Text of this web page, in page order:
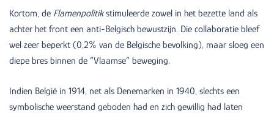
Kortom, de Flamenpolitikstimuleerde zowel in het bezette land als
achter het front een anti-Belgisch bewustzijn. Die collaboratie bleef
wel zeer beperkt (0,2% van de Belgische bevolking), maar sloeg een
diepe bres binnen de “Vlaamse” beweging.
Indien België in 1914, net als Denemarken in 1940, slechts een
symbolische weerstand geboden had en zich gewillig had laten